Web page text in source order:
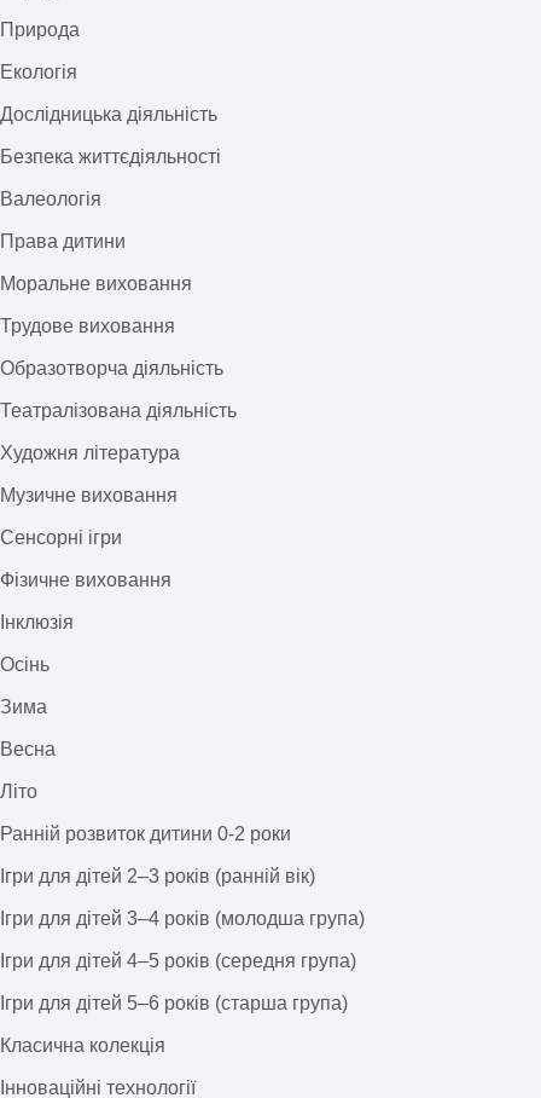
Природа
Екологія
Дослідницька діяльність
Безпека життєдіяльності
Валеологія
Права дитини
Моральне виховання
Трудове виховання
Образотворча діяльність
Театралізована діяльність
Художня література
Музичне виховання
Сенсорні ігри
Фізичне виховання
Інклюзія
Осінь
Зима
Весна
Літо
Ранній розвиток дитини 0-2 роки
Ігри для дітей 2–3 років (ранній вік)
Ігри для дітей 3–4 років (молодша група)
Ігри для дітей 4–5 років (середня група)
Ігри для дітей 5–6 років (старша група)
Класична колекція
Інноваційні технології